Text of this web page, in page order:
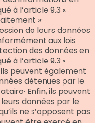
à l’article 9.3 «
»·
de leurs données
aux lois
des données en
à l’article 9.3 «
peuvent également
détenues par le
Enfin, ils peuvent
données par le
ne s’opposent pas